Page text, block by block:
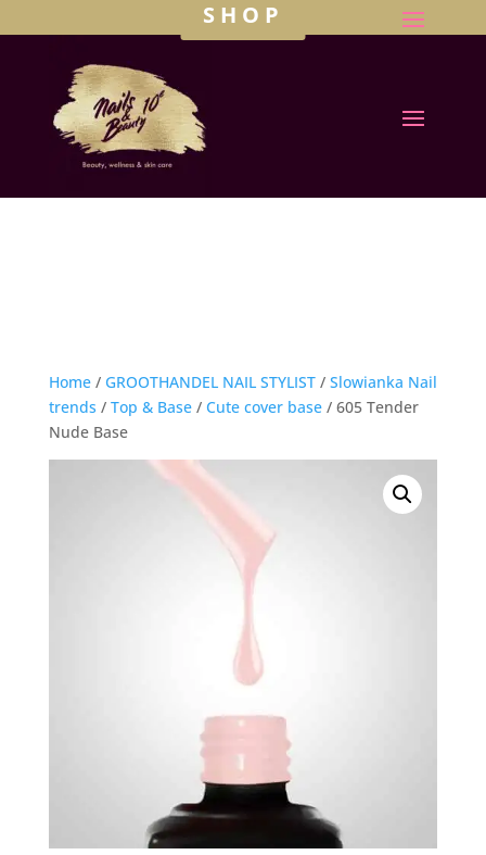
SHOP
Home/ GROOTHANDEL NAIL STYLIST/ Slowianka Nail
trends / Top & Base/ Cute cover base/ 605 Tender
Nude Base